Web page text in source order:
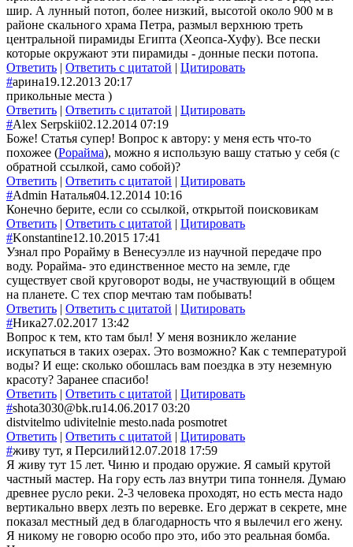
шир. А лунный потоп, более низкий, высотой около 900 м в
районе скального храма Петра, размыл верхнюю треть
центральной пирамиды Египта (Хеопса-Хуфу). Все пески
которые окружают эти пирамиды - донные пески потопа.
Ответить | Ответить с цитатой | Цитировать
#арина19.12.2013 20:17
прикольные места )
Ответить | Ответить с цитатой | Цитировать
#Alex Serpskii02.12.2014 07:19
Боже! Статья супер! Вопрос к автору: у меня есть что-то
похожее (Рорайма), можно я использую вашу статью у себя (c
обратной ссылкой, само собой)?
Ответить | Ответить с цитатой | Цитировать
#Admin Наталья04.12.2014 10:16
Конечно берите, если со ссылкой, открытой поисковикам
Ответить | Ответить с цитатой | Цитировать
#Konstantine12.10.2015 17:41
Узнал про Рорайму в Венесуэлле из научной передаче про
воду. Рорайма- это единственное место на земле, где
существует свой круговорот воды, не участвующий в общем
на планете. С тех спор мечтаю там побывать!
Ответить | Ответить с цитатой | Цитировать
#Ника27.02.2017 13:42
Вопрос к тем, кто там был! У меня возникло желание
искупаться в таких озерах. Это возможно? Как с температурой
воды? И еще: сколько обошлась вам поездка в эту неземную
красоту? Заранее спасибо!
Ответить | Ответить с цитатой | Цитировать
#shota3030@bk.ru14.06.2017 03:20
distvitelmo udivitelnie mesto.nada posmotret
Ответить | Ответить с цитатой | Цитировать
#живу тут, я Персилий12.07.2018 17:59
Я живу тут 15 лет. Чиню и продаю оружие. Я самый крутой
частный мастер. На гору есть лаз внутри типа тоннеля. Думаю
древнее русло реки. 2-3 человека проходят, но есть места надо
вертикально вверх лезть по веревке. Его держат в секрете, мне
показал местный дед в благодарность что я вылечил его жену.
Я никому не говорю особо про это, ибо это реальная бомба.